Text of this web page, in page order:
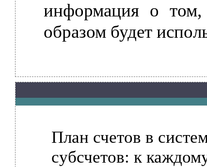
информация о
образом будет
План счетов в
субсчетов: к